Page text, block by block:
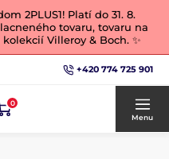
2PLUS1! Platí do 31. 8.
tovaru, tovaru na
Villeroy & Boch. ✨
+420 774 725 901
0
Menu